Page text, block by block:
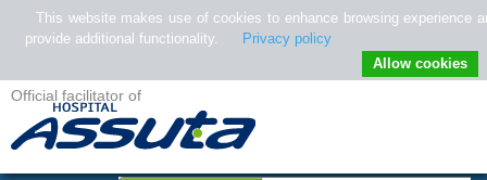
Official facilitator of
This website makes use of cookies to enhance browsing experience
provide additional functionality.
Privacy policy
Allow cookies